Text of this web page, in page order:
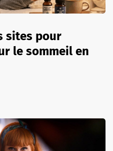
sites pour
le sommeil en